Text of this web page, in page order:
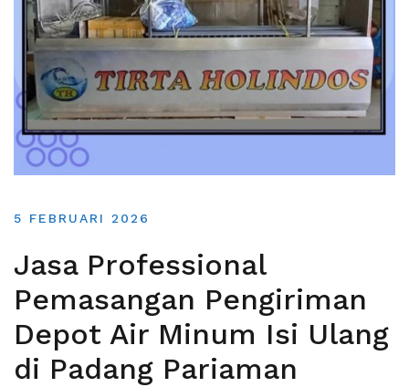
5 FEBRUARI 2026
Jasa Professional
Pemasangan Pengiriman
Depot Air Minum Isi Ulang
di Padang Pariaman